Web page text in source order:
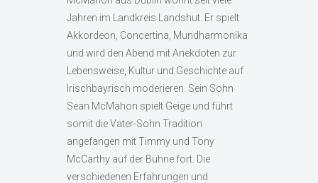
Jahren im Landkreis Landshut. Er spielt
Akkordeon, Concertina, Mundharmonika
und wird den Abend mit Anekdoten zur
Lebensweise, Kultur und Geschichte auf
Irischbayrisch moderieren. Sein Sohn
Sean McMahon spielt Geige und führt
somit die Vater-Sohn Tradition
angefangen mit Timmy und Tony
McCarthy auf der Bühne fort. Die
verschiedenen Erfahrungen und